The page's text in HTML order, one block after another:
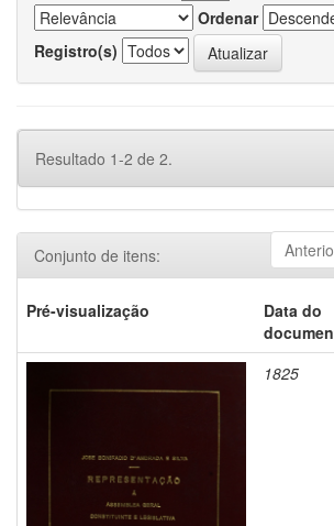
Ordenar
Registro(s)
Resultado 1-2 de 2.
Conjunto de itens:
Pré-visualização
Data do
1825